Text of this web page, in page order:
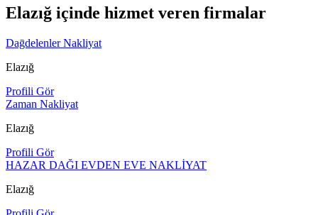
Elazığ içinde hizmet veren firmalar
Daḡdelenler Nakliyat
Elazığ
Profili Gör
Zaman Nakliyat
Elazığ
Profili Gör
HAZAR DAĞI EVDEN EVE NAKLİYAT
Elazığ